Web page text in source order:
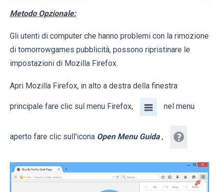
Metodo Opzionale:
Gli utenti di computer che hanno problemi con la rimozione
di tomorrowgames pubblicità, possono ripristinare le
impostazioni di Mozilla Firefox.
Apri Mozilla Firefox, in alto a destra della finestra
principale fare clic sul menu Firefox, nel menu
aperto fare clic sull'icona Open Menu Guida ,